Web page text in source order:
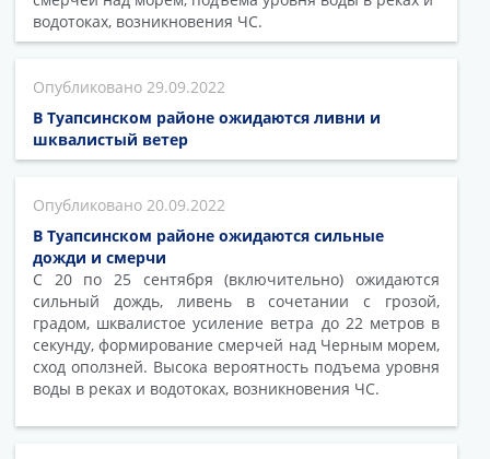
водотоках, возникновения ЧС.
29.09.2022
В Туапсинском районе ожидаются ливни и
шквалистый ветер
20.09.2022
В Туапсинском районе ожидаются сильные
дожди и смерчи
C 20 по 25 сентября (включительно) ожидаются
сильный дождь, ливень в сочетании с грозой,
градом, шквалистое усиление ветра до 22 метров в
секунду, формирование смерчей над Черным морем,
сход оползней. Высока вероятность подъема уровня
воды в реках и водотоках, возникновения ЧС.